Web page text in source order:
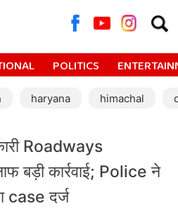
for:
POLITICS
haryana himachal
Roadways
बड़ी कार्रवाई; Police ने
case दर्ज